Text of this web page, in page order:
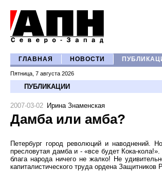
ГЛАВНАЯ НОВОСТИ
Пятница, 7 августа 2026
ПУБЛИКАЦИИ
2007-03-02 Ирина Знаменская
Дамба или амба?
Петербург город революций и наводнений.
пресловутая дамба и - «все будет Кока-
блага народа ничего не жалко! Не
капиталистического труда ордена Защитников